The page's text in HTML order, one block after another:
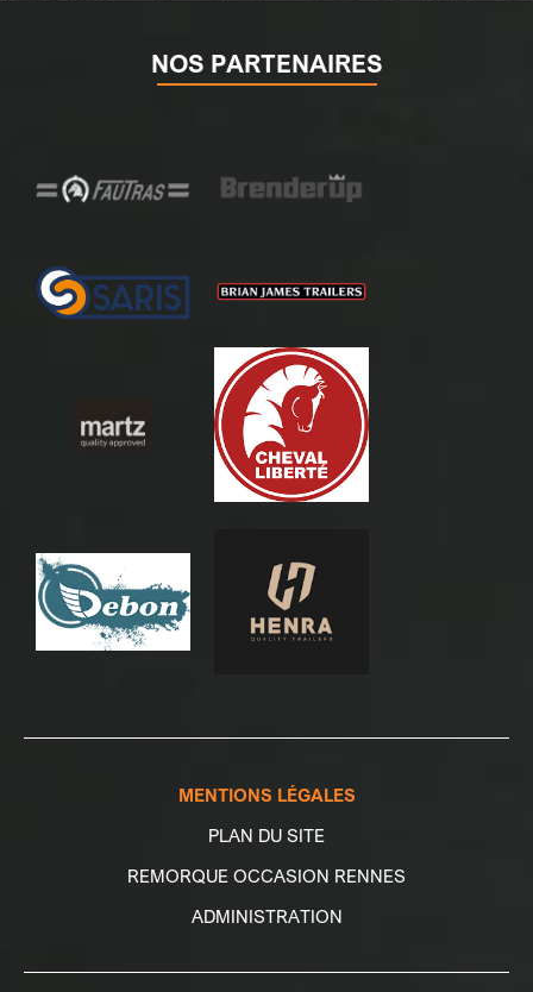
NOS PARTENAIRES
MENTIONS LÉGALES
PLAN DU SITE
REMORQUE OCCASION RENNES
ADMINISTRATION